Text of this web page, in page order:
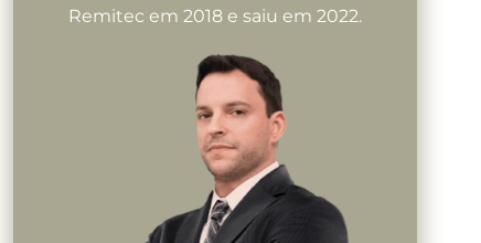
Remitec em 2018 e saiu em 2022.